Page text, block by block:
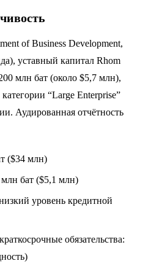
of Business Development,
уставный капитал Rhom
млн бат (около $5,7 млн),
“Large Enterprise”
Аудированная отчётность
($34 млн)
бат ($5,1 млн)
уровень кредитной
обязательства: